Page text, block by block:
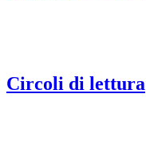
Circoli di lettura